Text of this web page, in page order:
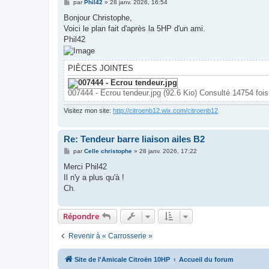
M
s
a
g
e
par Phil42» 28 janv. 2026, 16:54
Bonjour Christophe,
Voici le plan fait d'après la 5HP d'un ami.
Phil42
PIÈCES JOINTES
007444 - Ecrou tendeur.jpg (92.6 Kio) Consulté 14754 fois
Visitez mon site: http://citroenb12.wix.com/citroenb12
Re: Tendeur barre liaison ailes B2
M
s
a
g
parCelle christophe» 28 janv. 2026, 17:22
Merci Phil42
Il n'y a plus qu'à !
Ch.
Répondre
Revenir à « Carrosserie »
Site de l'Amicale Citroën 10HP Accueil du forum